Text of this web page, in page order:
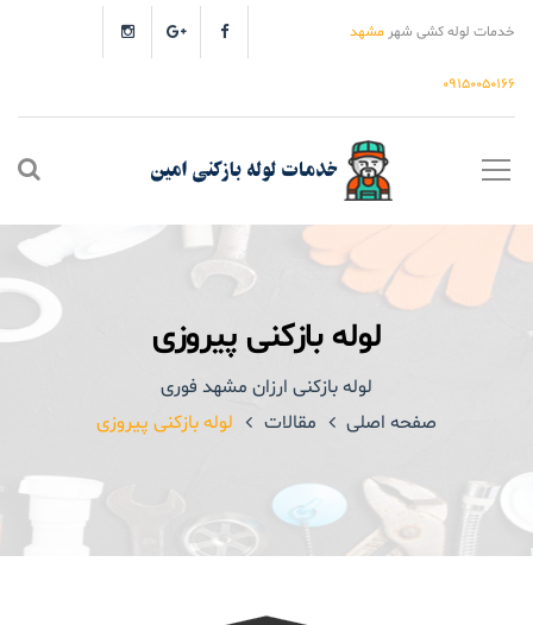
خدمات لوله کشی شهر مشهد
۰۹۱۵۰۰۵۰۱۶۶
لوله بازکنی پیروزی
لوله بازکنی ارزان مشهد فوری
صفحه اصلی
مقالات لوله بازکنی پیروزی